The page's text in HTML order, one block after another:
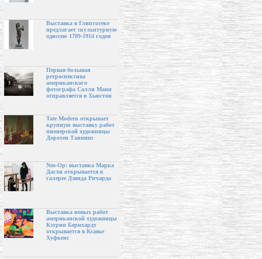
Выставка в Глиптотеке
предлагает скульптурную
одиссею 1789-1914 годов
Первая большая
ретроспектива
американского
фотографа Салли Манн
отправляется в Хьюстон
Tate Modern открывает
крупную выставку работ
пионерской художницы
Доротеи Таннинг
Neo-Op: выставка Марка
Дагли открывается в
галерее Дэвида Ричарда
Выставка новых работ
американской художницы
Кэтрин Бернхардт
открывается в Ксавье
Хуфкенс